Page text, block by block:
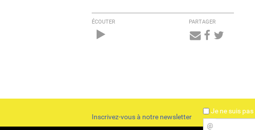
ÉCOUTER PARTAGER
Inscrivez-vous à notre newsletter
Je ne suis
@